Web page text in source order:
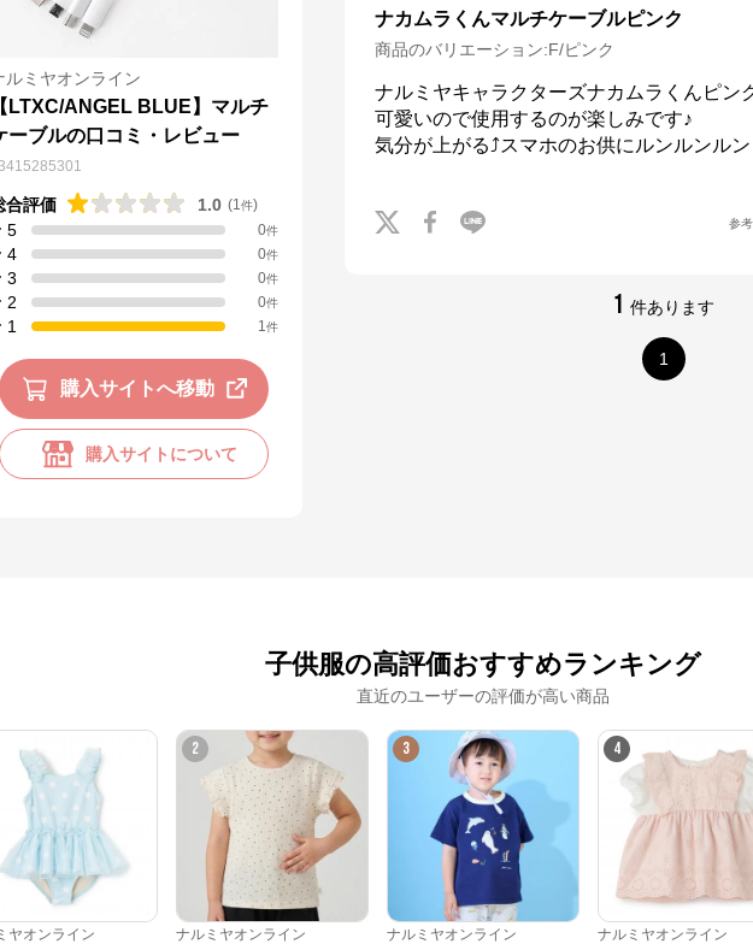
ルミヤオンライン
【LTXC/ANGEL BLUE】マルチ
ーブルの口コミ・レビュー
合評価 1.0 (1 件)
5 0件
4 0件
3 0件
2 0件
1 1件
購入サイトへ移動
購入サイトについて
ナカムラくんマルチケーブルピンク
商品のバリエーション:F/ピンク
ナルミヤキャラクターズナカムラくんピン
可愛いので使用するのが楽しみです♪
気分が上がる⤴️スマホのお供にルンルンルン
参
1 件あります
1
子供服の高評価おすすめランキング
直近のユーザーの評価が高い商品
ヤオンライン
2
ナルミヤオンライン
3
ナルミヤオンライン
4
ナルミヤオンライン